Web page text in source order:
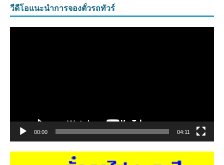
วีดีโอแนะนำการจองตั๋วรถทัวร์
00:00 04:11